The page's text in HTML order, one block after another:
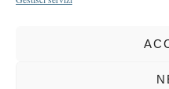
COPYRIGHT 2025 LA
BCC